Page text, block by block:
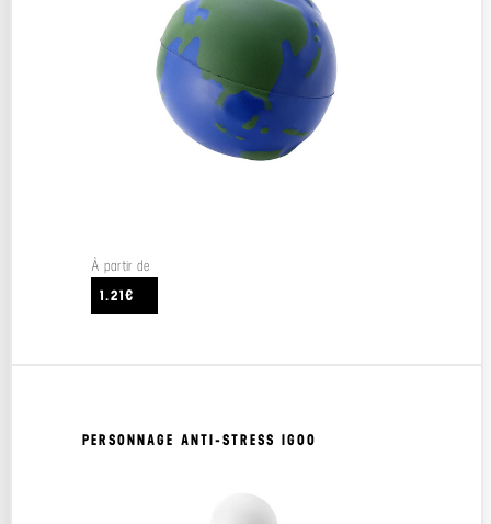
À partir de
1.21€
PERSONNAGE ANTI-STRESS IGOO